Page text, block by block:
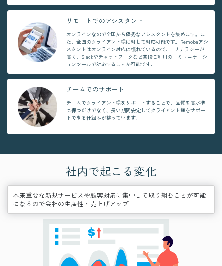
リモートでのアシスタント
オンラインなので全国から優秀なアシスタントを集めます。ま
た、全国のクライアント様に対して対応可能です。Remobaアシ
スタントはオンライン対応に慣れているので、ITリテラシーが
高く、Slackやチャットワークなど普段ご利用のコミュニケーシ
ョンツールで対応することが可能です。
チームでのサポート
チームでクライアント様をサポートすることで、品質を高水準
に保つだけでなく、長い期間安定してクライアント様をサポー
トできる仕組みが整っています。
社内で起こる変化
本来重要な新規サービスや顧客対応に集中して取り組むことが可能
になるので会社の生産性・売上げアップ